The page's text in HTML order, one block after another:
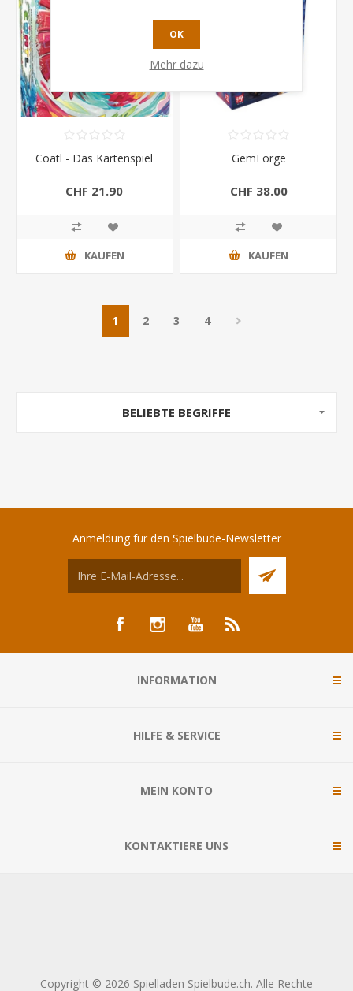
Coatl - Das Kartenspiel
CHF 21.90
KAUFEN
GemForge
CHF 38.00
KAUFEN
1 2 3 4
BELIEBTE BEGRIFFE
Anmeldung für den Spielbude-Newsletter
INFORMATION
HILFE & SERVICE
MEIN KONTO
KONTAKTIERE UNS
Copyright © 2026 Spielladen Spielbude.ch. Alle Rechte
OK
Mehr dazu